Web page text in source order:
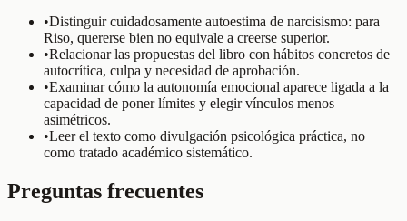
•Distinguir cuidadosamente autoestima de narcisismo: para
Riso, quererse bien no equivale a creerse superior.
•Relacionar las propuestas del libro con hábitos concretos de
autocrítica, culpa y necesidad de aprobación.
•Examinar cómo la autonomía emocional aparece ligada a la
capacidad de poner límites y elegir vínculos menos
asimétricos.
•Leer el texto como divulgación psicológica práctica, no
como tratado académico sistemático.
Preguntas frecuentes